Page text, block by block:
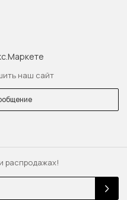
распродажах!
наш сайт